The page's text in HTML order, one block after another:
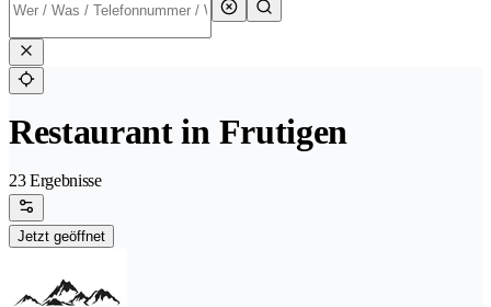
Restaurant in Frutigen
23 Ergebnisse
Jetzt geöffnet